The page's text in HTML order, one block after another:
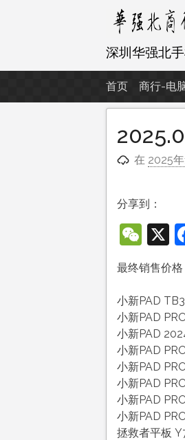
内
深圳华强北
首页 商行-电
在 2025年
分享到：
X
最终销售价格
小新PAD
小新PAD
小新PAD
小新PAD
小新PAD
小新PAD
小新PAD
小新PAD
拯救者平板